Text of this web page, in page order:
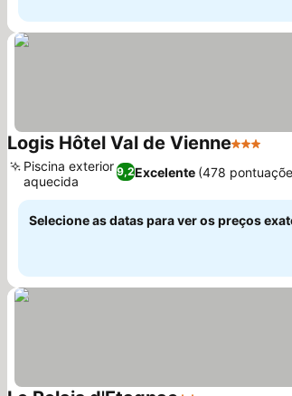
Logis Hôtel Val de Vienne3 Estrelas
9,2Excelente (478
Piscina exterior
aquecida
Selecione as datas para ver os preços